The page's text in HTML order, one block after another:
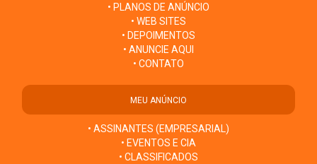
• PLANOS DE ANÚNCIO
• WEB SITES
• DEPOIMENTOS
• ANUNCIE AQUI
• CONTATO
MEU ANÚNCIO
• ASSINANTES (EMPRESARIAL)
• EVENTOS E CIA
• CLASSIFICADOS